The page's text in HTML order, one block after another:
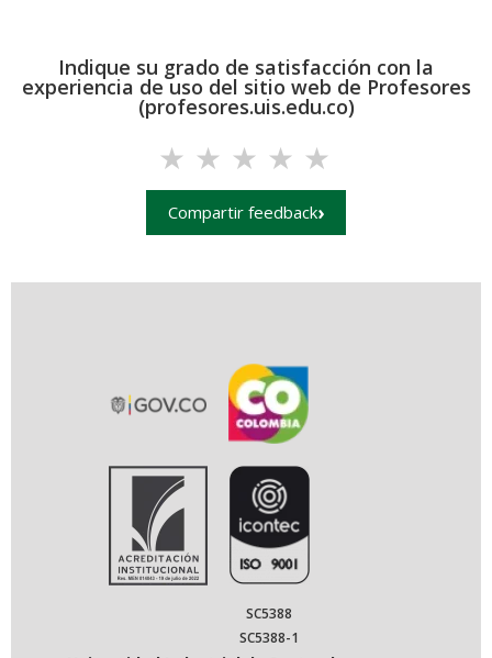
Indique su grado de satisfacción con la
experiencia de uso del sitio web de Profesores
(profesores.uis.edu.co)